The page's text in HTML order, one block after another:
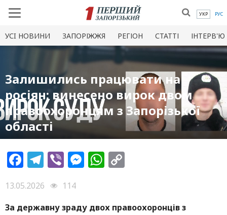
УКР РУС
УСI НОВИНИ ЗАПОРІЖЖЯ РЕГІОН СТАТТІ ІНТЕРВ'Ю
Залишились працювати на
росіян: винесено вирок двом
правоохоронцям з Запорізької
області
Facebook
Telegram
ViberMessenger
WhatsApp
13.05.2026
114
За державну зраду двох правоохоронців з